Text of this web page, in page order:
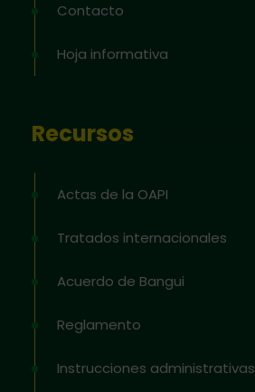
Contacto
Hoja informativa
Recursos
Actas de la OAPI
Tratados internacionales
Acuerdo de Bangui
Reglamento
Instrucciones administrativas